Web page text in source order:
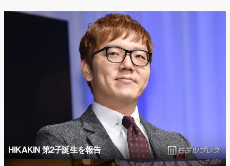
HIKAKIN 第2子誕生を報告